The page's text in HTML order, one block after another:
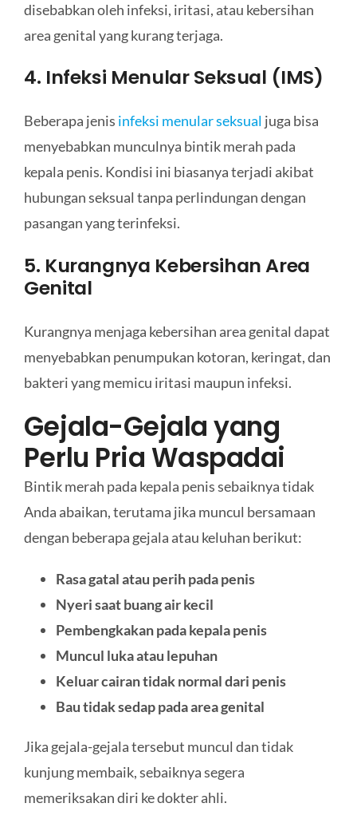
disebabkan oleh infeksi, iritasi, atau kebersihan
area genital yang kurang terjaga.
4. Infeksi Menular Seksual (IMS)
Beberapa jenis infeksi menular seksual juga bisa
menyebabkan munculnya bintik merah pada
kepala penis. Kondisi ini biasanya terjadi akibat
hubungan seksual tanpa perlindungan dengan
pasangan yang terinfeksi.
5. Kurangnya Kebersihan Area
Genital
Kurangnya menjaga kebersihan area genital dapat
menyebabkan penumpukan kotoran, keringat, dan
bakteri yang memicu iritasi maupun infeksi.
Gejala-Gejala yang
Perlu Pria Waspadai
Bintik merah pada kepala penis sebaiknya tidak
Anda abaikan, terutama jika muncul bersamaan
dengan beberapa gejala atau keluhan berikut:
Rasa gatal atau perih pada penis
Nyeri saat buang air kecil
Pembengkakan pada kepala penis
Muncul luka atau lepuhan
Keluar cairan tidak normal dari penis
Bau tidak sedap pada area genital
Jika gejala-gejala tersebut muncul dan tidak
kunjung membaik, sebaiknya segera
memeriksakan diri ke dokter ahli.